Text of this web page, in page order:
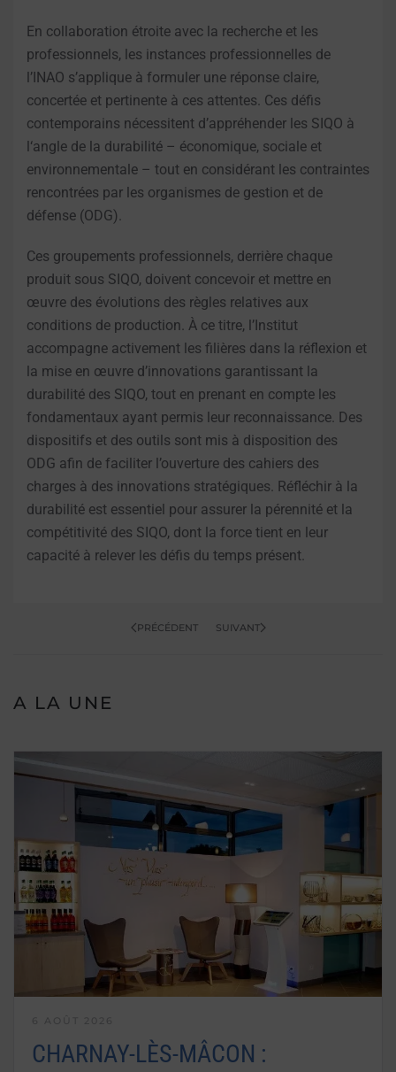
En collaboration étroite avec la recherche et les
professionnels, les instances professionnelles de
l’INAO s’applique à formuler une réponse claire,
concertée et pertinente à ces attentes. Ces défis
contemporains nécessitent d’appréhender les SIQO à
l‘angle de la durabilité – économique, sociale et
environnementale – tout en considérant les contraintes
rencontrées par les organismes de gestion et de
défense (ODG).
Ces groupements professionnels, derrière chaque
produit sous SIQO, doivent concevoir et mettre en
œuvre des évolutions des règles relatives aux
conditions de production. À ce titre, l’Institut
accompagne activement les filières dans la réflexion et
la mise en œuvre d’innovations garantissant la
durabilité des SIQO, tout en prenant en compte les
fondamentaux ayant permis leur reconnaissance. Des
dispositifs et des outils sont mis à disposition des
ODG afin de faciliter l’ouverture des cahiers des
charges à des innovations stratégiques. Réfléchir à la
durabilité est essentiel pour assurer la pérennité et la
compétitivité des SIQO, dont la force tient en leur
capacité à relever les défis du temps présent.
PRÉCÉDENT SUIVANT
A LA UNE
CHARNAY-LÈS-MÂCON :